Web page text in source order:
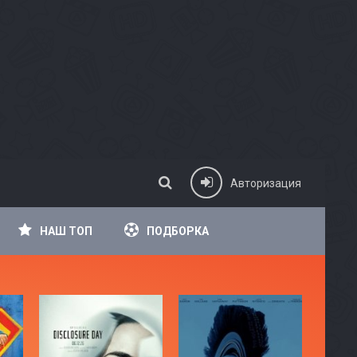
Авторизация
НАШ ТОП ПОДБОРКА